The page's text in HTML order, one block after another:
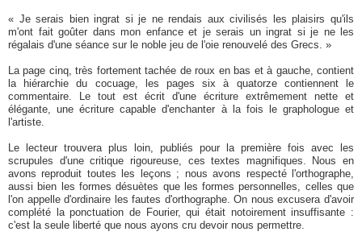
« Je serais bien ingrat si je ne rendais aux civilisés les plaisirs qu'ils
m'ont fait goûter dans mon enfance et je serais un ingrat si je ne les
régalais d'une séance sur le noble jeu de l'oie renouvelé des Grecs. »
La page cinq, très fortement tachée de roux en bas et à gauche, contient
la hiérarchie du cocuage, les pages six à quatorze contiennent le
commentaire. Le tout est écrit d'une écriture extrêmement nette et
élégante, une écriture capable d'enchanter à la fois le graphologue et
l'artiste.
Le lecteur trouvera plus loin, publiés pour la première fois avec les
scrupules d'une critique rigoureuse, ces textes magnifiques. Nous en
avons reproduit toutes les leçons ; nous avons respecté l'orthographe,
aussi bien les formes désuètes que les formes personnelles, celles que
l'on appelle d'ordinaire les fautes d'orthographe. On nous excusera d'avoir
complété la ponctuation de Fourier, qui était notoirement insuffisante :
c'est la seule liberté que nous ayons cru devoir nous permettre.